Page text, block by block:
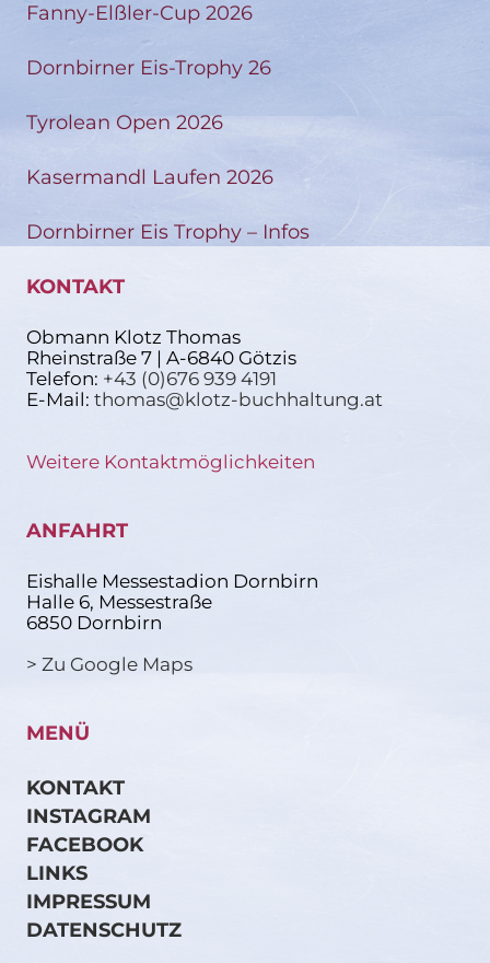
Fanny-Elßler-Cup 2026
Dornbirner Eis-Trophy 26
Tyrolean Open 2026
Kasermandl Laufen 2026
Dornbirner Eis Trophy – Infos
KONTAKT
Obmann Klotz Thomas
Rheinstraße 7 | A-6840 Götzis
Telefon: +43 (0)676 939 4191
E-Mail: thomas@klotz-buchhaltung.at
Weitere Kontaktmöglichkeiten
ANFAHRT
Eishalle Messestadion Dornbirn
Halle 6, Messestraße
6850 Dornbirn
> Zu Google Maps
MENÜ
KONTAKT
INSTAGRAM
FACEBOOK
LINKS
IMPRESSUM
DATENSCHUTZ